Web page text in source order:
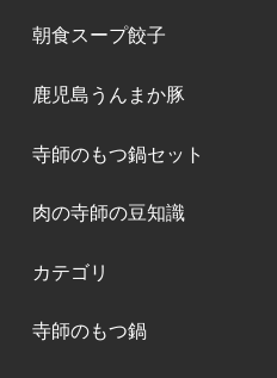
朝食スープ餃子
鹿児島うんまか豚
寺師のもつ鍋セット
肉の寺師の豆知識
カテゴリ
寺師のもつ鍋